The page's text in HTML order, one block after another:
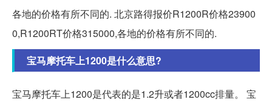
各地的价格有所不同的. 北京路得报价R1200R价格23900
0,R1200RT价格315000,各地的价格有所不同的.
宝马摩托车上1200是什么意思?
宝马摩托车上1200是代表的是1.2升或者1200cc排量。 宝